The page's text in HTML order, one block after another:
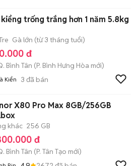
trống trắng hơn 1 năm 5.8kg
Gà lớn (từ 3 tháng tuổi)
đ
Bình Tân (P. Bình Hưng Hòa mới)
Kiển 3 đã bán
X80 Pro Max 8GB/256GB
khác 256 GB
đ
Bình Tân (P. Tân Tạo mới)